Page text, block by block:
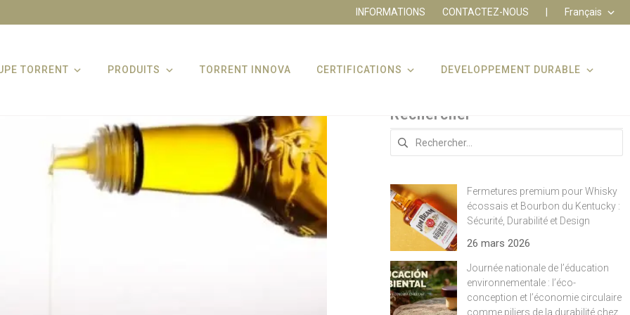
INFORMATIONS CONTACTEZ-NOUS Français
TORRENT PRODUITS TORRENT INNOVA CERTIFICATIONS DEVELOPPEMENT DURABLE
Rechercher
Rechercher :
Fermetures premium pour Whisky
écossais et Bourbon du Kentucky :
Sécurité, Durabilité et Design
26 mars 2026
Journée nationale de l’éducation
environnementale : l’éco-
conception et l’économie circulaire
comme piliers de la durabilité chez